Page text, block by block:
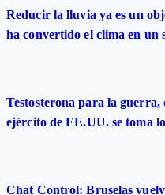
Reducir la lluvia ya es un
ha convertido el clima en un
Testosterona para la
ejército de EE.UU. se toma
Chat Control: Bruselas